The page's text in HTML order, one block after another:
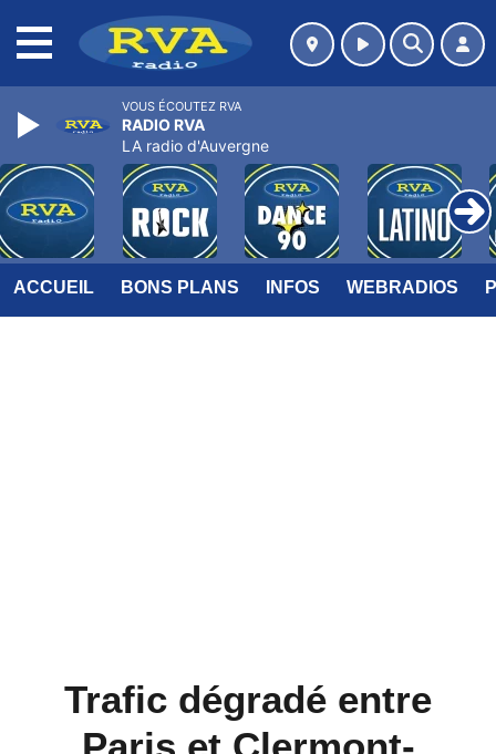
ACCUEIL BONS PLANS INFOS WEBRADIOS
Trafic dégradé entre
VOUS ÉCOUTEZ RVA
RADIO RVA
LA radio d'Auvergne